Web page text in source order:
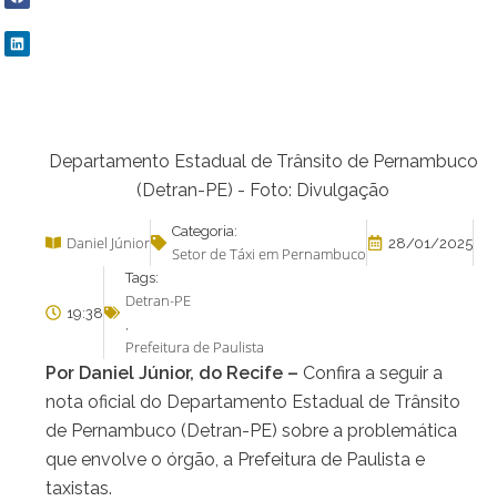
Departamento Estadual de Trânsito de Pernambuco
(Detran-PE) - Foto: Divulgação
Daniel Júnior
Categoria:
Setor de Táxi em Pernambuco
28/01/2025
19:38
Tags:
Detran-PE
,
Prefeitura de Paulista
Por Daniel Júnior, do Recife – Confira a seguir a
nota oficial do Departamento Estadual de Trânsito
de Pernambuco (Detran-PE) sobre a problemática
que envolve o órgão, a Prefeitura de Paulista e
taxistas.